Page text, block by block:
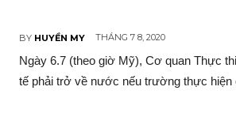
BY HUYỀN MY THÁNG 7 8, 2020
Ngày 6.7 (theo giờ Mỹ), Cơ quan Thực
tế phải trở về nước nếu trường thực